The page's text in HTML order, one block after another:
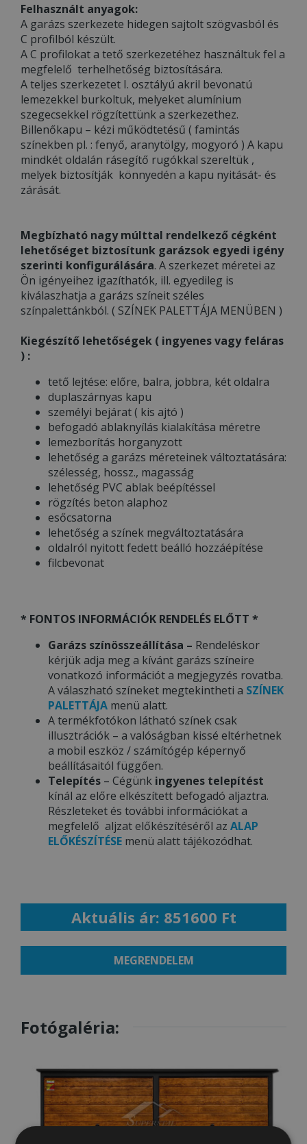
Felhasznált anyagok:
A garázs szerkezete hidegen sajtolt szögvasból és
C profilból készült.
A C profilokat a tető szerkezetéhez használtuk fel a
megfelelő terhelhetőség biztosítására.
A teljes szerkezetet I. osztályú akril bevonatú
lemezekkel burkoltuk, melyeket alumínium
szegecsekkel rögzítettünk a szerkezethez.
Billenőkapu – kézi működtetésű ( famintás
színekben pl. : fenyő, aranytölgy, mogyoró ) A kapu
mindkét oldalán rásegítő rugókkal szereltük ,
melyek biztosítják könnyedén a kapu nyitását- és
zárását.
Megbízható nagy múlttal rendelkező cégként
lehetőséget biztosítunk garázsok egyedi igény
szerinti konfigurálására. A szerkezet méretei az
Ön igényeihez igazíthatók, ill. egyedileg is
kiválaszhatja a garázs színeit széles
színpalettánkból. ( SZÍNEK PALETTÁJA MENÜBEN )
Kiegészítő lehetőségek ( ingyenes vagy feláras
) :
tető lejtése: előre, balra, jobbra, két oldalra
duplaszárnyas kapu
személyi bejárat ( kis ajtó )
befogadó ablaknyílás kialakítása méretre
lemezborítás horganyzott
lehetőség a garázs méreteinek változtatására:
szélesség, hossz., magasság
lehetőség PVC ablak beépítéssel
rögzítés beton alaphoz
esőcsatorna
lehetőség a színek megváltoztatására
oldalról nyitott fedett beálló hozzáépítése
filcbevonat
* FONTOS INFORMÁCIÓK RENDELÉS ELŐTT *
Garázs színösszeállítása – Rendeléskor
kérjük adja meg a kívánt garázs színeire
vonatkozó információt a megjegyzés rovatba.
A válaszható színeket megtekintheti a SZÍNEK
PALETTÁJA menü alatt.
A termékfotókon látható színek csak
illusztrációk – a valóságban kissé eltérhetnek
a mobil eszköz / számítógép képernyő
beállításaitól függően.
Telepítés – Cégünk ingyenes telepítést
kínál az előre elkészített befogadó aljaztra.
Részleteket és további információkat a
megfelelő aljzat előkészítéséről az ALAP
ELŐKÉSZÍTÉSE menü alatt tájékozódhat.
Aktuális ár: 851600 Ft
MEGRENDELEM
Fotógaléria: